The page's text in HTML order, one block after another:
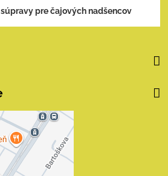
pre čajových nadšencov
je